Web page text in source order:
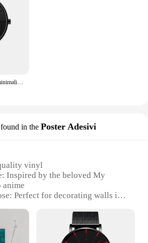
2024 moda uomo orologi minimalisti uomo Business Casual orologio al quarzo semplice orologio da uomo con cinturino in maglia di acciaio inossidabile Reloj Hombre
in the Poster Adesivi
vinyl
Inspired by the beloved My
anime
Perfect for decorating walls in
Property: Durable, waterproof, and